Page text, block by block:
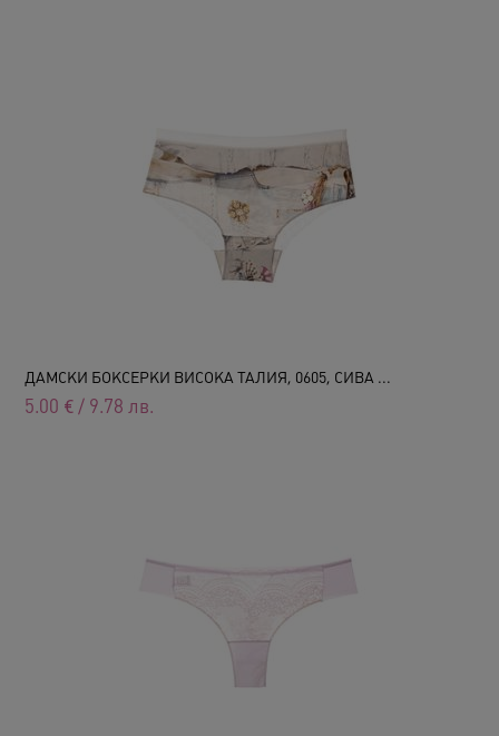
ДАМСКИ БОКСЕРКИ ВИСОКА ТАЛИЯ, 0605, СИВА ...
5.00 € / 9.78 лв.